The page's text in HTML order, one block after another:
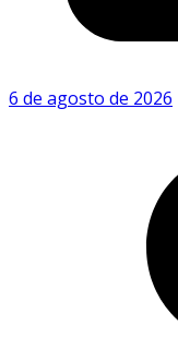
6 de agosto de 2026